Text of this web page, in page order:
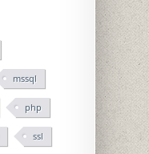
mssql
php
ssl